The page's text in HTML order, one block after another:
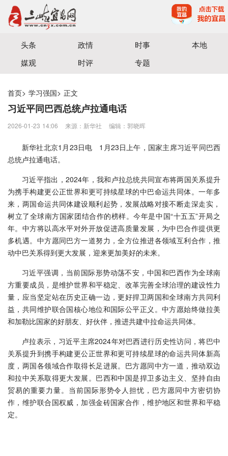
宜昌三峡融媒体中心主办
头条 政情 时事
本地
媒观
时评 专题
首页> 学习强国> 正文
习近平同巴西总统卢拉通电话
2026-01-23 14:06 来源：新华社 编辑：郭晓晖
新华社北京1月23日电 1月23日上午，国家主席习近平同巴西
总统卢拉通电话。
习近平指出，2024年，我和卢拉总统共同宣布将两国关系提升
为携手构建更公正世界和更可持续星球的中巴命运共同体。一年多
来，两国命运共同体建设顺利起势，发展战略对接不断走深走实，
树立了全球南方国家团结合作的榜样。今年是中国“十五五”开局之
年。中方将以高水平对外开放促进高质量发展，为中巴合作提供更
多机遇。中方愿同巴方一道努力，全方位推进各领域互利合作，推
动中巴关系得到更大发展，迎来更加美好的未来。
习近平强调，当前国际形势动荡不安，中国和巴西作为全球南
方重要成员，是维护世界和平稳定、改革完善全球治理的建设性力
量，应当坚定站在历史正确一边，更好捍卫两国和全球南方共同利
益，共同维护联合国核心地位和国际公平正义。中方愿始终做拉美
和加勒比国家的好朋友、好伙伴，推进共建中拉命运共同体。
卢拉表示，习近平主席2024年对巴西进行历史性访问，将巴中
关系提升到携手构建更公正世界和更可持续星球的命运共同体新高
度，两国各领域合作取得长足进展。巴方愿同中方一道，推动双边
和拉中关系取得更大发展。巴西和中国是捍卫多边主义、坚持自由
贸易的重要力量。当前国际形势令人担忧，巴方愿同中方密切协
作，维护联合国权威，加强金砖国家合作，维护地区和世界和平稳
定。